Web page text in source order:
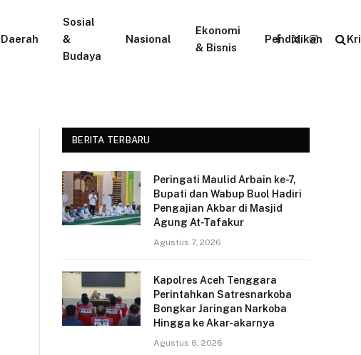
Daerah
Sosial
&
Budaya
Nasional
Ekonomi
& Bisnis
Pendidikan
Facebook
X
Instagram
BERITA TERBARU
Peringati Maulid Arbain ke-7,
Bupati dan Wabup Buol Hadiri
Pengajian Akbar di Masjid
Agung At-Tafakur
Agustus 7, 2026
Kapolres Aceh Tenggara
Perintahkan Satresnarkoba
Bongkar Jaringan Narkoba
Hingga ke Akar-akarnya
Agustus 6, 2026